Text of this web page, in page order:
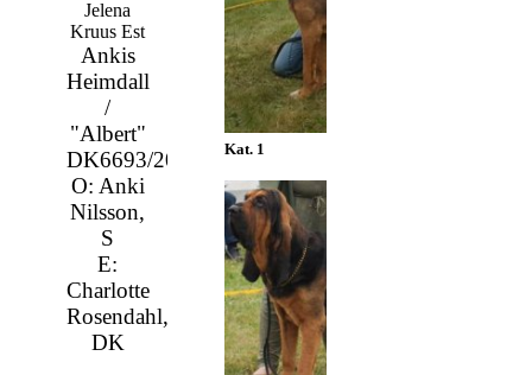
Jelena
Kruus Est
Ankis
Heimdall
/
"Albert"
DK6693/2020
O: Anki
Nilsson,
S
E:
Charlotte
Rosendahl,
DK
Kat. 1